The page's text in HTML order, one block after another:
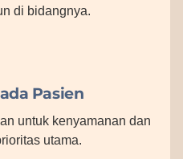
di bidangnya.
Pasien
untuk kenyamanan dan
utama.